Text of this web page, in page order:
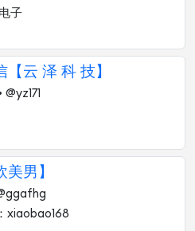
子
【云 泽 科 技】
@yz171
美男】
xiaobao168